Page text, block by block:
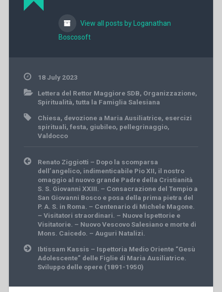
View all posts by Loganathan
Boscosoft
18 July 2023
Lettera del Rettor Maggiore SDB, Organizzazione,
Spiritualità, tutta la Famiglia Salesiana
Chiesa, devozione a Maria Ausiliatrice, esercizi
spirituali, festa, giubileo, pellegrinaggio,
Valdocco
Post
navigation
Renato Ziggiotti – Dopo la scomparsa
dell’angelico, indimenticabile Pio XII, il nostro
omaggio al nuovo grande Padre della Cristianità
S. S. Giovanni XXIII. – Consacrazione del Tempio a
San Giovanni Bosco e posa della prima pietra del
P. A. S. in Roma. – Centenario di Michele Magone.
– Visitatori straordinari. – Nuove lspettorie e
Visitatorie. – Nuovo Vescovo Salesiano e morte di
Mons. Caicedo. – Auguri Natalizi.
Ibtissam Kassis – Ispettoria Medio Oriente “Gesù
Adolescente” delle Figlie di Maria Ausiliatrice.
Sviluppo delle opere (1891-1950)